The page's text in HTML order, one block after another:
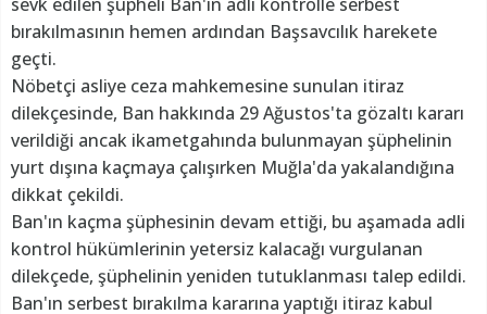
bırakılmasının hemen ardından Başsavcılık harekete
geçti.
Nöbetçi asliye ceza mahkemesine sunulan itiraz
dilekçesinde, Ban hakkında 29 Ağustos'ta gözaltı kararı
verildiği ancak ikametgahında bulunmayan şüphelinin
yurt dışına kaçmaya çalışırken Muğla'da yakalandığına
dikkat çekildi.
Ban'ın kaçma şüphesinin devam ettiği, bu aşamada adli
kontrol hükümlerinin yetersiz kalacağı vurgulanan
dilekçede, şüphelinin yeniden tutuklanması talep edildi.
Ban'ın serbest bırakılma kararına yaptığı itiraz kabul